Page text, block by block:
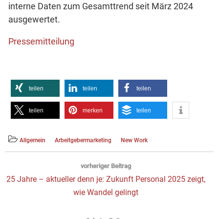
interne Daten zum Gesamttrend seit März 2024
ausgewertet.
Pressemitteilung
teilen teilen teilen
teilen merken teilen
Allgemein Arbeitgebermarketing New Work
Beitragsnavigation
vorheriger Beitrag
Vorheriger
25 Jahre – aktueller denn je: Zukunft Personal 2025 zeigt,
wie Wandel gelingt